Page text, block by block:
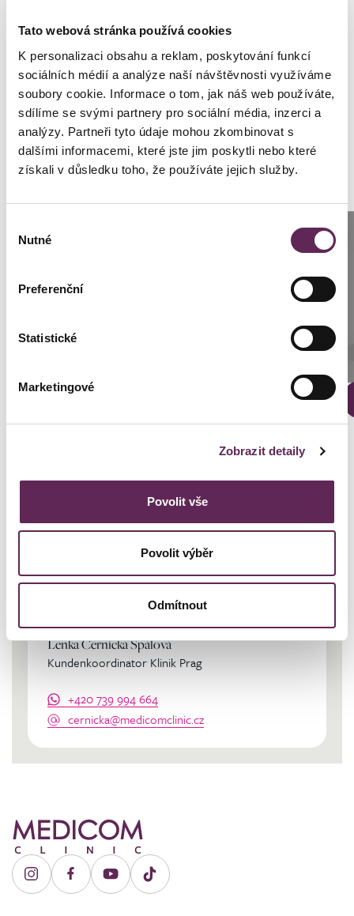
Tato webová stránka používá cookies
K personalizaci obsahu a reklam, poskytování funkcí
sociálních médií a analýze naší návštěvnosti využíváme
soubory cookie. Informace o tom, jak náš web používáte,
sdílíme se svými partnery pro sociální média, inzerci a
analýzy. Partneři tyto údaje mohou zkombinovat s
dalšími informacemi, které jste jim poskytli nebo které
získali v důsledku toho, že používáte jejich služby.
souhlasu
Nutné
Preferenční
Statistické
Marketingové
Zobrazit detaily
Povolit vše
Povolit výběr
Odmítnout
Art des Eingriffs Bauchdeckenstraffung
Klientin
Geschlecht Frau
Fotos vorher und nachher
Der behandelnde Arzt
Kontaktierien Sie ihren
persönlichen Koordinator
Lenka Černická Špálová
Kundenkoordinator Klinik Prag
+420 739 994 664
cernicka@medicomclinic.cz
Brünn: +420 776 279 454